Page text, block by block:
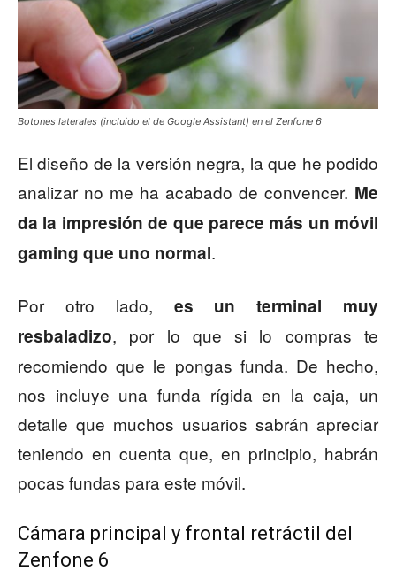
Botones laterales (incluido el de Google Assistant) en el Zenfone 6
El diseño de la versión negra, la que he podido
analizar no me ha acabado de convencer. Me
da la impresión de que parece más un móvil
gaming que uno normal.
Por otro lado, es un terminal muy
resbaladizo, por lo que si lo compras te
recomiendo que le pongas funda. De hecho,
nos incluye una funda rígida en la caja, un
detalle que muchos usuarios sabrán apreciar
teniendo en cuenta que, en principio, habrán
pocas fundas para este móvil.
Cámara principal y frontal retráctil del
Zenfone 6